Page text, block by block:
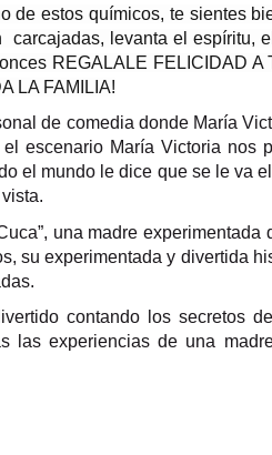
de estos químicos, te sientes
levanta el espíritu,
REGALALE FELICIDAD
LA FAMILIA!
de comedia donde María
escenario María Victoria nos
el mundo le dice que se le va
una madre
su experimentada y divertida
contando los secretos
las experiencias de una